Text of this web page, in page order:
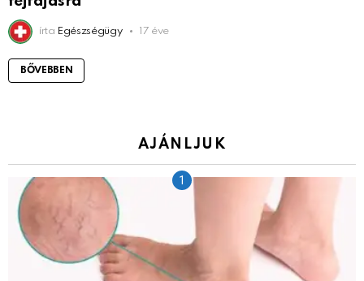
írta Egészségügy 17 éve
BŐVEBBEN
AJÁNLJUK